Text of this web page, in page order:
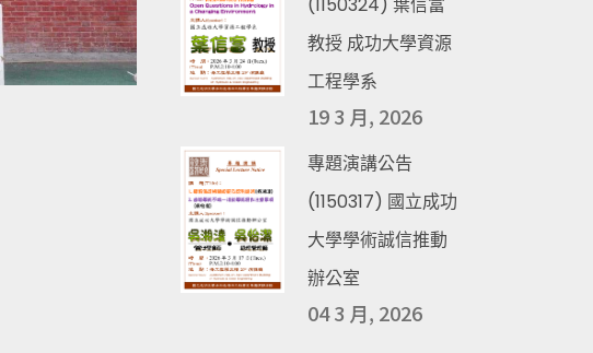
教授 成功大學資源
工程學系
19 3 月, 2026
專題演講公告
(1150317) 國立成功
大學學術誠信推動
辦公室
04 3 月, 2026